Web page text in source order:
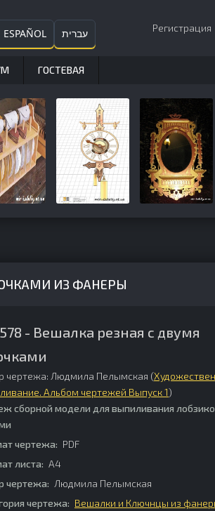
ИЗ ФАНЕРЫ
- Вешалка резная с двумя
чертежа: Людмила Пелымская (
Альбом чертежей Выпуск 1)
сборной модели для выпиливания
чертежа: PDF
листа: А4
чертежа: Людмила Пелымская
чертежа: Вешалки и Ключнцы из
ESPAÑOL עברית Регистрация
ГОСТЕВАЯ